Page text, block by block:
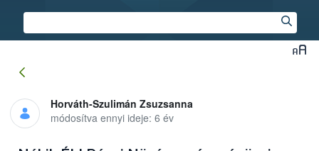
Horváth-Szulimán Zsuzsanna
módosítva ennyi ideje: 6 év